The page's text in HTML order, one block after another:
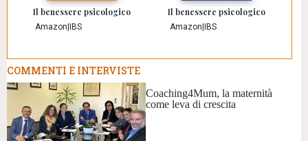
Il benessere psicologico
Amazon IBS
Il benessere psicologico
Amazon IBS
COMMENTI E INTERVISTE
Coaching4Mum, la maternità
come leva di crescita